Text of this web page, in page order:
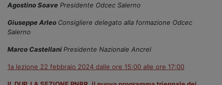
Agostino Soave Presidente Odcec Salerno
Giuseppe Arleo Consigliere delegato alla formazione Odcec
Salerno
Marco Castellani Presidente Nazionale Ancrel
1a lezione 22 febbraio 2024 dalle ore 15:00 alle ore 17:00